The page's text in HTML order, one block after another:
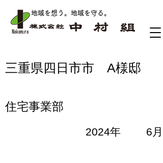
地域を想う。地域を守る 。
三重県四日市市 A様邸
住宅事業部
2024年 6月